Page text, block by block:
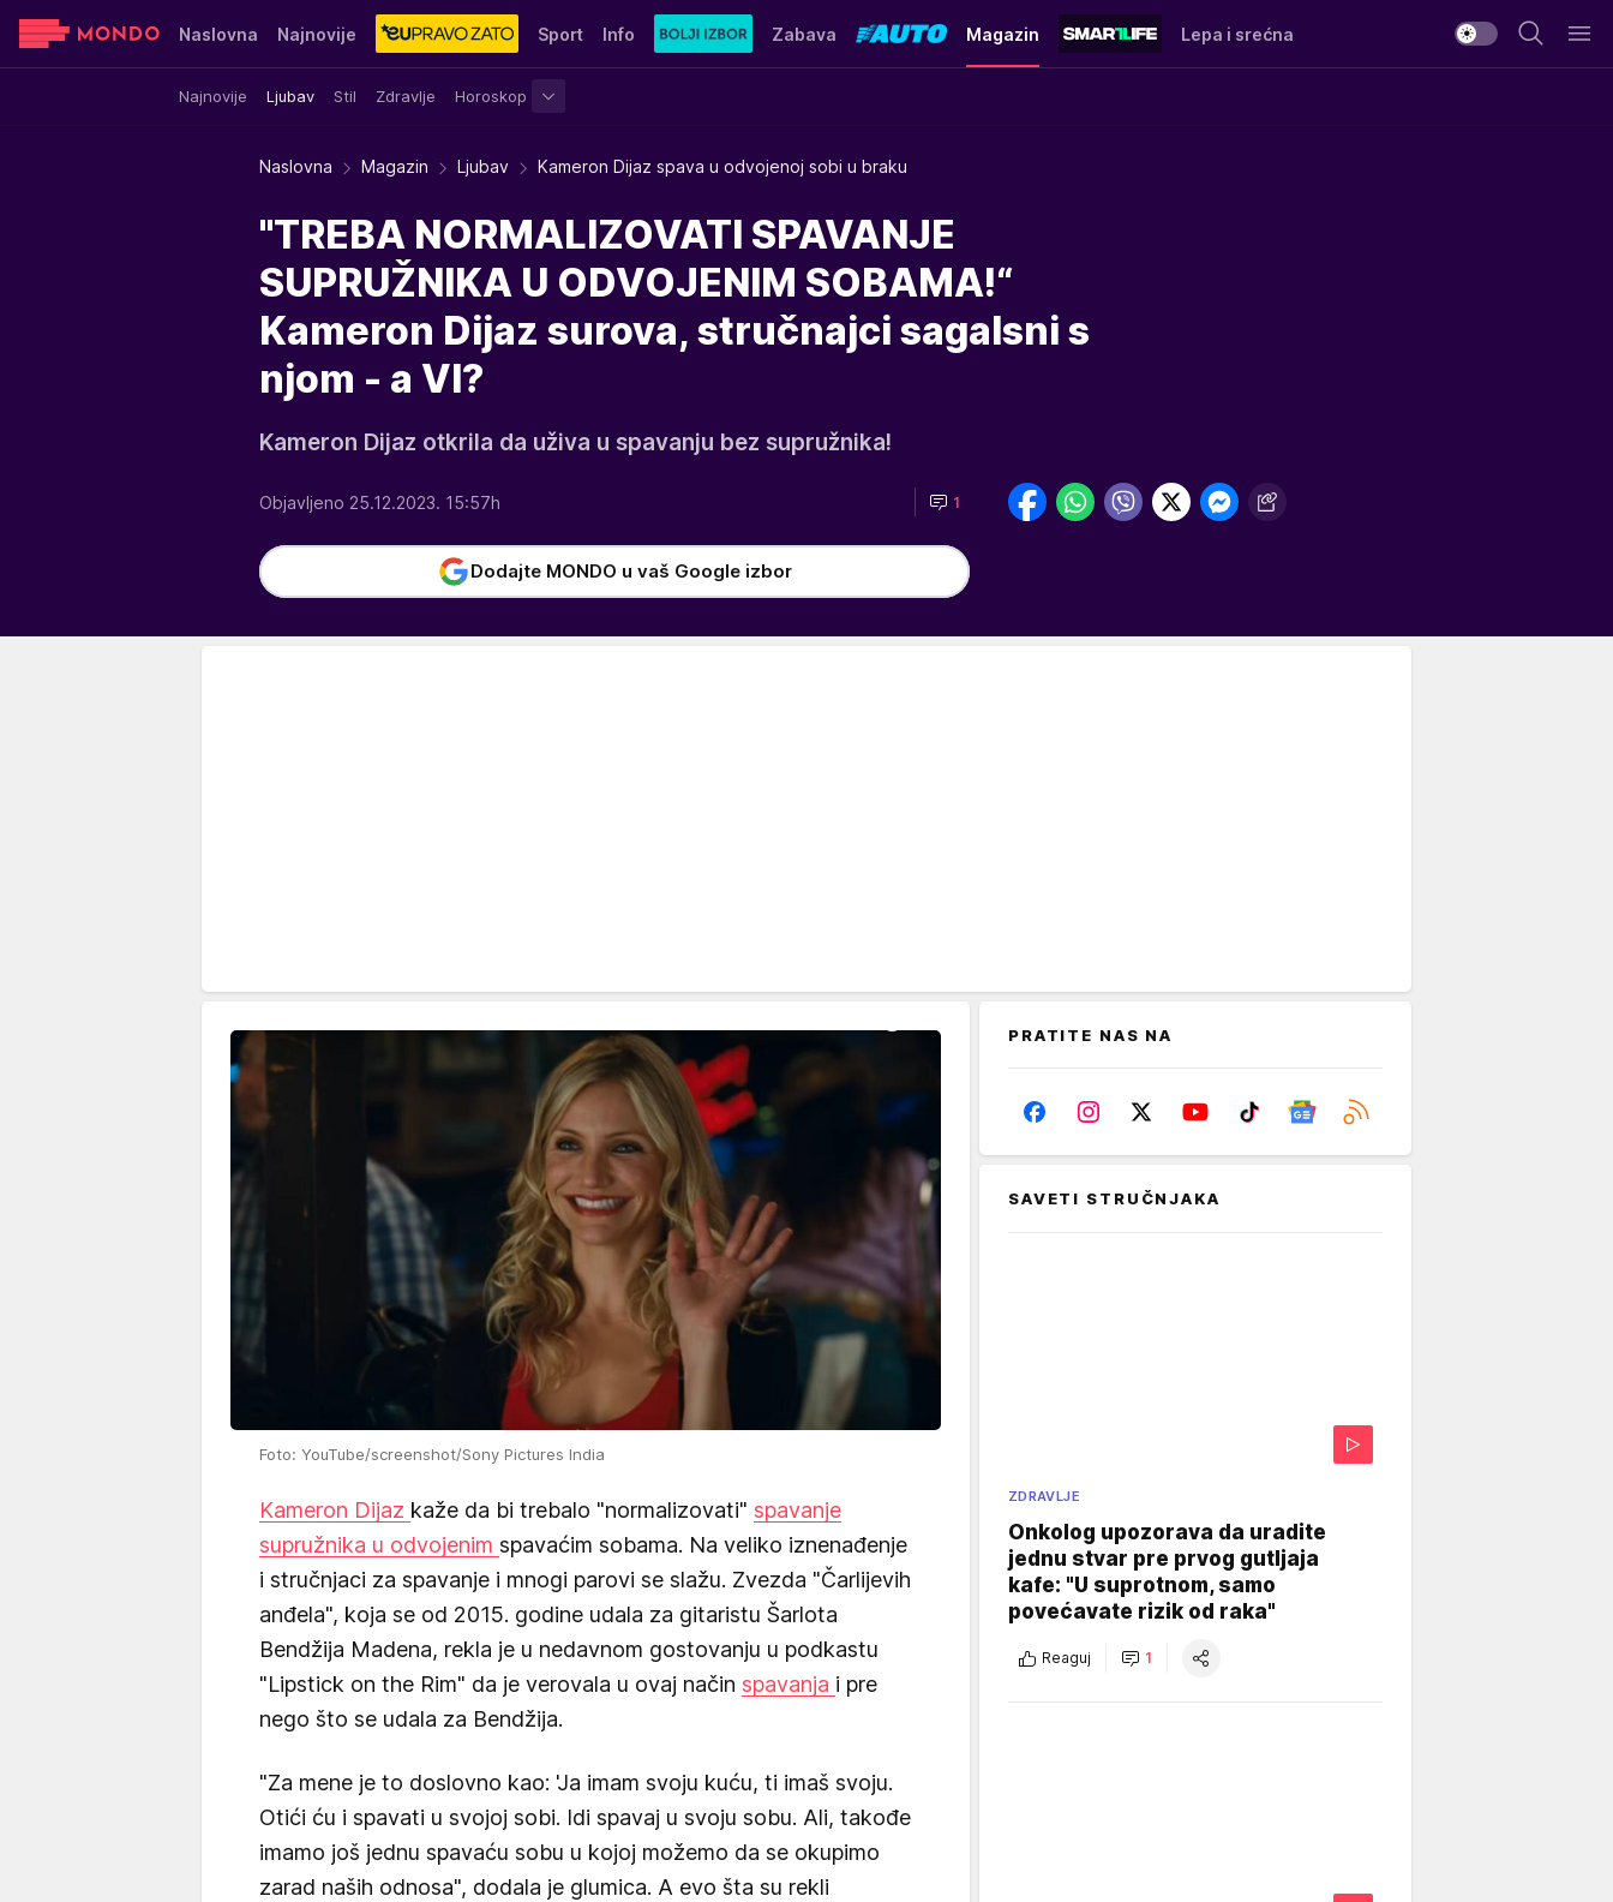
Naslovna Najnovije Sport Info Zabava Magazin
Najnovije Ljubav Stil Zdravlje Horoskop
Lepa i srećna
Sensa Stvar ukusa Yumama
Naslovna Magazin Ljubav Kameron Dijaz spava u odvojenoj sobi u braku
"TREBA NORMALIZOVATI SPAVANJE
SUPRUŽNIKA U ODVOJENIM SOBAMA!“
Kameron Dijaz surova, stručnajci sagalsni s
njom - a VI?
Kameron Dijaz otkrila da uživa u spavanju bez supružnika!
Objavljeno 25.12.2023. 15:57h 1
Dodajte MONDO u vaš Google izbor
Foto: YouTube/screenshot/Sony Pictures India
Kameron Dijaz kaže da bi trebalo "normalizovati" spavanje
supružnika u odvojenim spavaćim sobama. Na veliko iznenađenje
i stručnjaci za spavanje i mnogi parovi se slažu. Zvezda "Čarlijevih
anđela", koja se od 2015. godine udala za gitaristu Šarlota
Bendžija Madena, rekla je u nedavnom gostovanju u podkastu
"Lipstick on the Rim" da je verovala u ovaj način spavanja i pre
nego što se udala za Bendžija.
"Za mene je to doslovno kao: 'Ja imam svoju kuću, ti imaš svoju.
Otići ću i spavati u svojoj sobi. Idi spavaj u svoju sobu. Ali, takođe
imamo još jednu spavaću sobu u kojoj možemo da se okupimo
zarad naših odnosa", dodala je glumica. A evo šta su rekli
PRATITE NAS NA
SAVETI STRUČNJAKA
ZDRAVLJE
Onkolog upozorava da uradite
jednu stvar pre prvog gutljaja
kafe: "U suprotnom, samo
povećavate rizik od raka"
Reaguj 1